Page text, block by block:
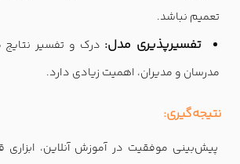
تعمیم نباشد.
تفسیرپذیری مدل: درک و تفسیر
مدرسان و مدیران، اهمیت زیادی دارد.
نتیجه‌گیری:
پیش‌بینی موفقیت در آموزش آنلاین، ابزاری